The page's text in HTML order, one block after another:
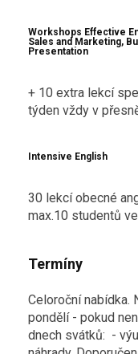
Workshops Effective
Sales and Marketing,
Presentation
+ 10 extra lekcí
týden vždy v
Intensive English
30 lekcí obecné
max.10 studentů
Termíny
Celoroční nabídka.
pondělí - pokud
dnech svátků: -